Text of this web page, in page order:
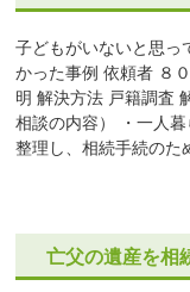
子どもがいないと思っ
かった事例 依頼者 ８
明 解決方法 戸籍調査
相談の内容） ・一人
整理し、相続手続のた
亡父の遺産を相